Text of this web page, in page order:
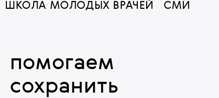
ШКОЛА МОЛОДЫХ ВРАЧЕЙ СМИ
помогаем
сохранить